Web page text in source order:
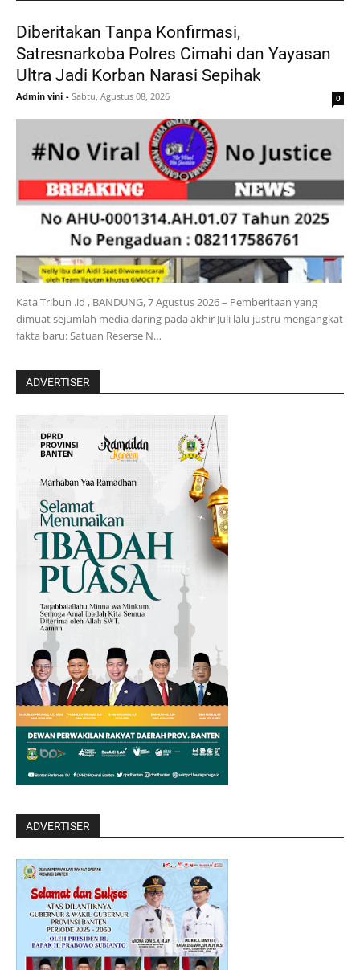
Diberitakan Tanpa Konfirmasi,
Satresnarkoba Polres Cimahi dan Yayasan
Ultra Jadi Korban Narasi Sepihak
Admin vini - Sabtu, Agustus 08, 2026 0
Kata Tribun .id , BANDUNG, 7 Agustus 2026 – Pemberitaan yang
dimuat sejumlah media daring pada akhir Juli lalu justru mengangkat
fakta baru: Satuan Reserse N…
ADVERTISER
ADVERTISER